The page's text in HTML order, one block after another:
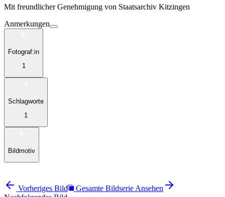
Mit freundlicher Genehmigung von Staatsarchiv Kitzingen
Anmerkungen
Fotograf:in
1
Schlagworte
1
Bildmotiv
Vorheriges Bild
Gesamte Bildserie Ansehen